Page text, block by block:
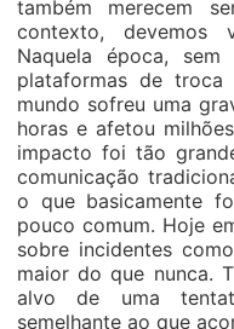
também merecem
contexto,
Naquela época,
plataformas de
mundo sofreu uma
horas e afetou
impacto foi tão
comunicação
o que basicamente
pouco comum. Hoje
sobre incidentes
maior do que nunca.
alvo de uma
semelhante ao que